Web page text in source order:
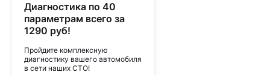
Диагностика по 40
параметрам всего за
1290 руб!
Пройдите комплексную
диагностику вашего автомобиля
в сети наших СТО!